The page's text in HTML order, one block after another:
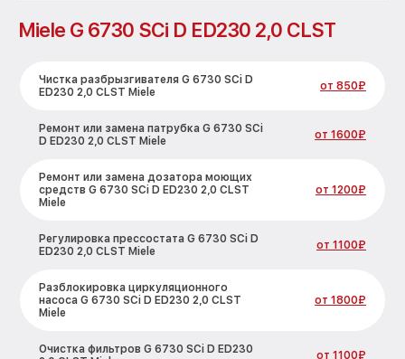
Miele G 6730 SCi D ED230 2,0 CLST
Чистка разбрызгивателя G 6730 SCi D
ED230 2,0 CLST Miele
от 850₽
Ремонт или замена патрубка G 6730 SCi
D ED230 2,0 CLST Miele
от 1600₽
Ремонт или замена дозатора моющих
средств G 6730 SCi D ED230 2,0 CLST
Miele
от 1200₽
Регулировка прессостата G 6730 SCi D
ED230 2,0 CLST Miele
от 1100₽
Разблокировка циркуляционного
насоса G 6730 SCi D ED230 2,0 CLST
Miele
от 1800₽
Очистка фильтров G 6730 SCi D ED230
от 1100₽